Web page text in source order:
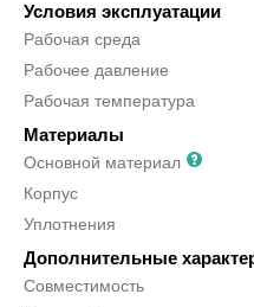
Условия эксплуатации
Рабочая среда
Рабочее давление
Рабочая температура
Материалы
Основной материал
Корпус
Уплотнения
Дополнительные
Совместимость